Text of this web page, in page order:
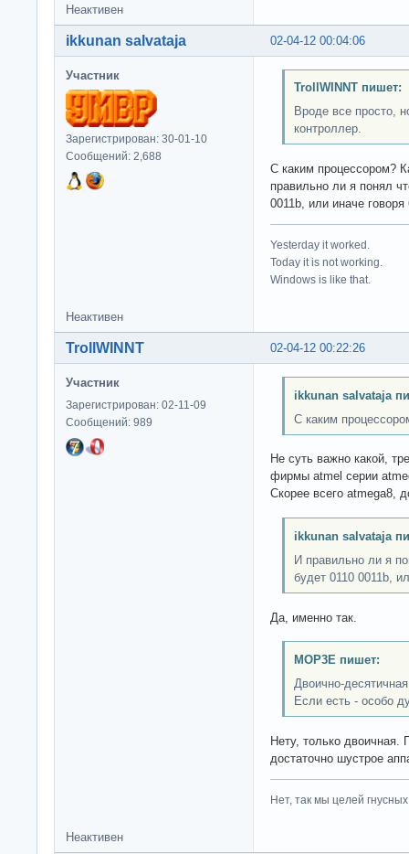
Неактивен
02-04-12 00:04:06
ikkunan salvataja
Участник
Зарегистрирован: 30-01-10
Сообщений: 2,688
TrollWINNT пишет:
Вроде все просто,
контроллер.
С каким процессором?
правильно ли я понял
0011b, или иначе говоря
Yesterday it worked.
Today it is not working.
Windows is like that.
Неактивен
02-04-12 00:22:26
TrollWINNT
Участник
Зарегистрирован: 02-11-09
Сообщений: 989
ikkunan salvataja
С каким
Не суть важно какой,
фирмы atmel серии
Скорее всего atmega8,
ikkunan salvataja
И правильно ли я
будет 0110 0011b,
Да, именно так.
MOP3E пишет:
Двоично-
Если есть - особо
Нету, только двоичная.
достаточно шустрое
Нет, так мы целей
Неактивен